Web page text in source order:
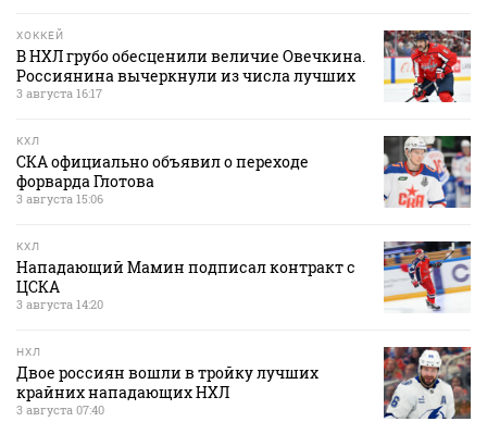
ХОККЕЙ
В НХЛ грубо обесценили величие Овечкина.
Россиянина вычеркнули из числа лучших
3 августа 16:17
КХЛ
СКА официально объявил о переходе
форварда Глотова
3 августа 15:06
КХЛ
Нападающий Мамин подписал контракт с
ЦСКА
3 августа 14:20
НХЛ
Двое россиян вошли в тройку лучших
крайних нападающих НХЛ
3 августа 07:40